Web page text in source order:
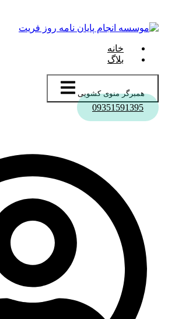
خانه
بلاگ
همبرگر منوی کشویی
09351591395